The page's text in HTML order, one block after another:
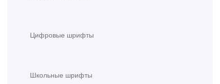
Цифровые шрифты
Школьные шрифты